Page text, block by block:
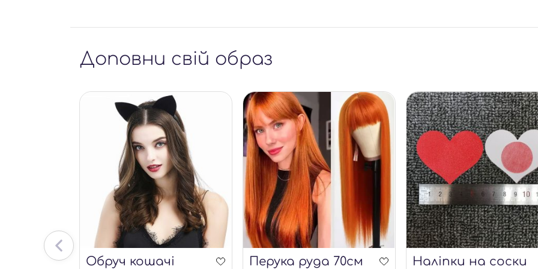
Доповни свій образ
Обруч кошачі
Перука руда 70см
Наліпки на соски